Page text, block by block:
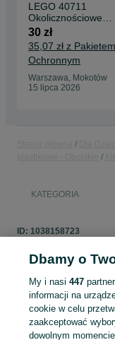
LEGO 40711
Okolicznościowe
Piknik pary jeżyków
30 zł
35,07 zł z Pakietem
Ochronnym
Warszawa, Mokotów
15 lipca 2026
KATEGORIA
ID: 1038158723
Zaloguj się lub
sprzedającym
Dbamy o
My i nasi447
informacji na
cookie w celu
zaakceptować
dowolnym